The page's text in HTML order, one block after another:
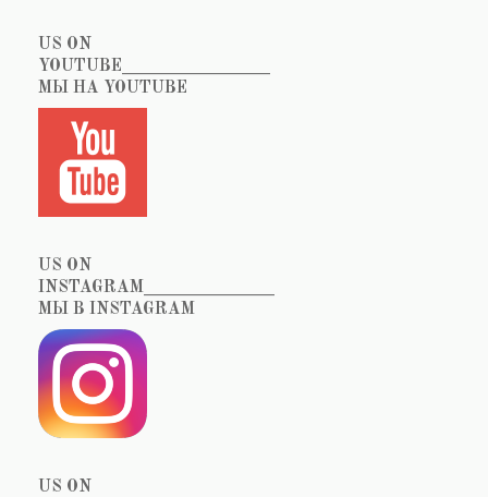
US ON
YOUTUBE_________________
МЫ НА YOUTUBE
US ON
INSTAGRAM_______________
МЫ В INSTAGRAM
US ON